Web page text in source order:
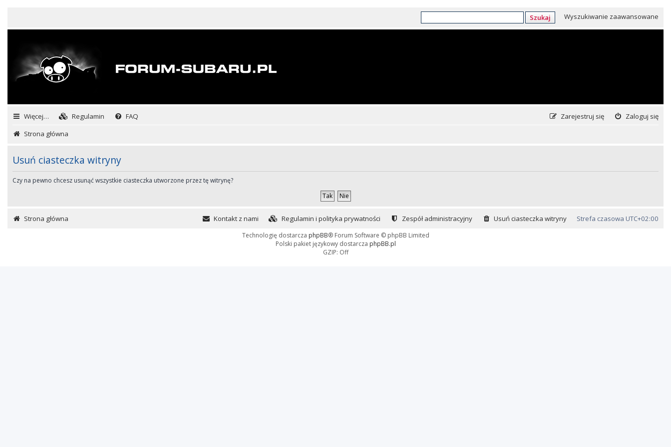
Szukaj Wyszukiwanie zaawansowane
Więcej… Regulamin FAQ Zaloguj się
Zarejestruj się
Strona główna
Usuń ciasteczka witryny
Czy na pewno chcesz usunąć wszystkie ciasteczka utworzone przez tę witrynę?
Strona główna Strefa czasowa UTC+02:00
Usuń ciasteczka witryny
Zespół administracyjny
Regulamin i polityka prywatności
Kontakt z nami
Technologię dostarcza phpBB® Forum Software © phpBB Limited
Polski pakiet językowy dostarcza phpBB.pl
GZIP: Off